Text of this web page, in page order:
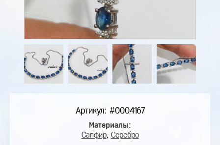
Артикул: #0004167
Материалы:
Сапфир, Серебро